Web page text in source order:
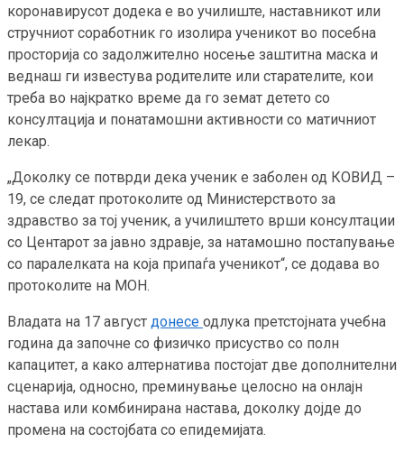
коронавирусот додека е во училиште, наставникот или
стручниот соработник го изолира ученикот во посебна
просторија со задолжително носење заштитна маска и
веднаш ги известува родителите или старателите, кои
треба во најкратко време да го земат детето со
консултација и понатамошни активности со матичниот
лекар.
„Доколку се потврди дека ученик е заболен од КОВИД –
19, се следат протоколите од Министерството за
здравство за тој ученик, а училиштето врши консултации
со Центарот за јавно здравје, за натамошно постапување
со паралелката на која припаѓа ученикот“, се додава во
протоколите на МОН.
Владата на 17 август донесе одлука претстојната учебна
година да започне со физичко присуство со полн
капацитет, а како алтернатива постојат две дополнителни
сценарија, односно, преминување целосно на онлајн
настава или комбинирана настава, доколку дојде до
промена на состојбата со епидемијата.